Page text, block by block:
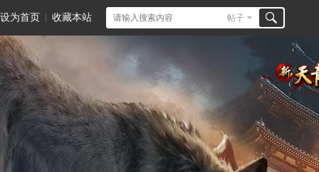
设为首页 收藏本站 帖子